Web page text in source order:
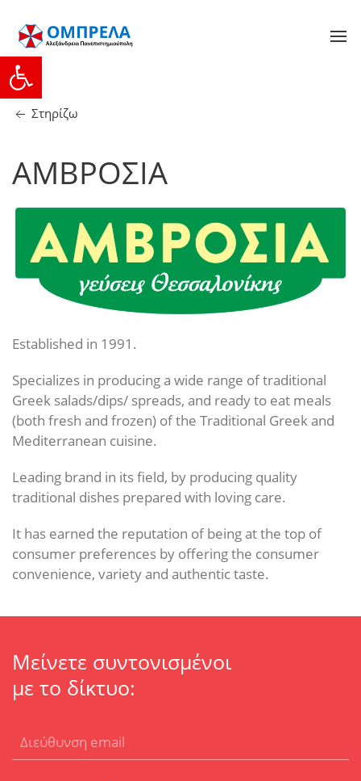
Ανοίξτε τη γραμμή εργαλείων
Στηρίζω
ΑΜΒΡΟΣΙΑ
Established in 1991.
Specializes in producing a wide range of traditional
Greek salads/dips/ spreads, and ready to eat meals
(both fresh and frozen) of the Traditional Greek and
Mediterranean cuisine.
Leading brand in its field, by producing quality
traditional dishes prepared with loving care.
It has earned the reputation of being at the top of
consumer preferences by offering the consumer
convenience, variety and authentic taste.
Μείνετε συντονισμένοι
με το δίκτυο: